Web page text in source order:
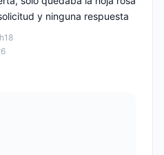
y ninguna respuesta